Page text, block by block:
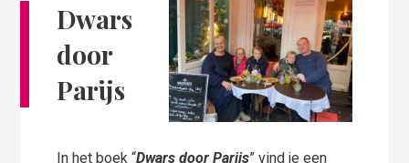
Dwars
door
Parijs
In het boek “Dwars door Parijs” vind je een